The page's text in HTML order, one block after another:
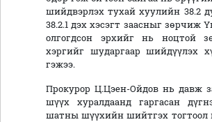
шийдвэрлэх тухай хуулийн 38.2
38.2.1 дэх хэсэгт заасныг зөрчиж
олгогдсон эрхийг нь ноцтой
хэргийг шударгаар шийдүүлэх
гэжээ.
Прокурор Ц.Цэен-Ойдов нь давж
шүүх хуралдаанд гаргасан
шатны шүүхийн шийтгэх тогтоол